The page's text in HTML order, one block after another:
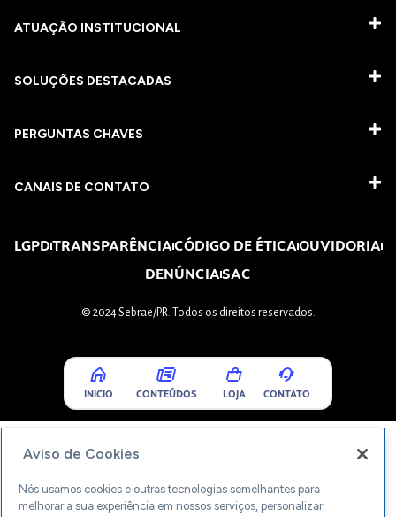
ATUAÇÃO INSTITUCIONAL
SOLUÇÕES DESTACADAS
PERGUNTAS CHAVES​
CANAIS DE CONTATO
LGPDTRANSPARÊNCIACÓDIGO DE ÉTICAOUVIDORIA
DENÚNCIASAC
© 2024 Sebrae/PR. Todos os direitos reservados.
INICIO CONTEÚDOS LOJA CONTATO
Aviso de Cookies
Nós usamos cookies e outras tecnologias semelhantes para
melhorar a sua experiência em nossos serviços, personalizar